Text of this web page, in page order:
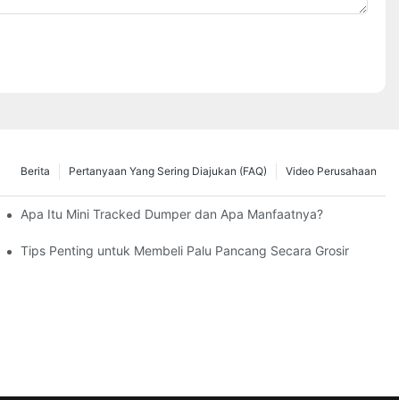
Video Perusahaan
Pertanyaan Yang Sering Diajukan (FAQ)
Berita
Apa Itu Mini Tracked Dumper dan Apa Manfaatnya?
Tips Penting untuk Membeli Palu Pancang Secara Grosir